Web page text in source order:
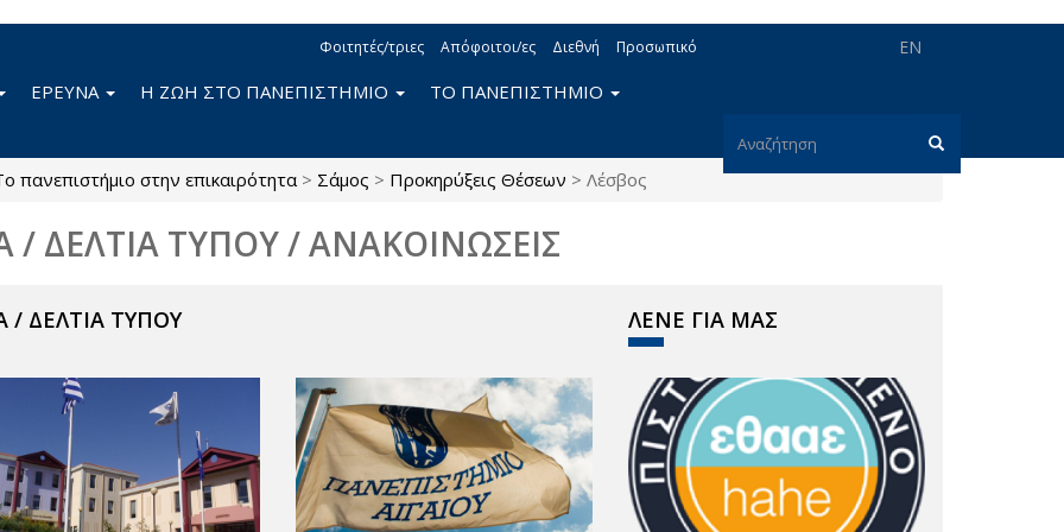
EN
Φοιτητές/τριες Απόφοιτοι/ες Διεθνή Προσωπικό
Φόρμα
ΕΡΕΥΝΑ Η ΖΩΗ ΣΤΟ ΠΑΝΕΠΙΣΤΗΜΙΟ ΤΟ ΠΑΝΕΠΙΣΤΗΜΙΟ
πανεπιστήμιο στην επικαιρότητα > Σάμος > Προκηρύξεις Θέσεων > Λέσβος
/ ΔΕΛΤΙΑ ΤΥΠΟΥ / ΑΝΑΚΟΙΝΩΣΕΙΣ
/ ΔΕΛΤΙΑ ΤΥΠΟΥ ΛΕΝΕ ΓΙΑ ΜΑΣ